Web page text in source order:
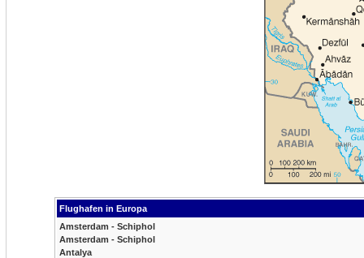
Flughafen in Europa
Amsterdam - Schiphol
Amsterdam - Schiphol
Antalya